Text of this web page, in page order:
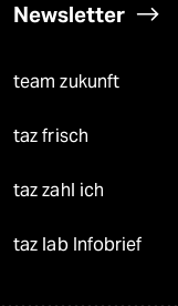
Newsletter
team zukunft
taz frisch
taz zahl ich
taz lab Infobrief